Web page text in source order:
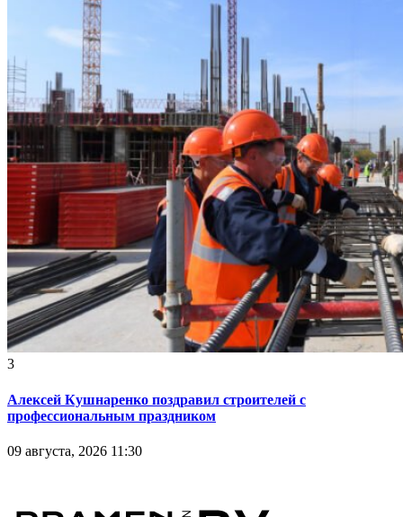
3
Алексей Кушнаренко поздравил строителей с
профессиональным праздником
09 августа, 2026 11:30